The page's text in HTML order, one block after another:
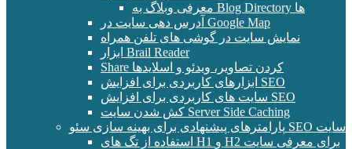
معرفی وبلاگ به Blog Directory ها
آدرس دهی سایت در Google Map
نمایش سایت در گوشی های تلفن همراه
ابزار Brail Reader
Share کردن تصاویر، ویدئو و اسلایدها
ابزارهای کاربردی برای افزایش SEO
سایت های کاربردی برای افزایش SEO
کش شدن سایت Server Side Caching
پارامترهای پیشنهادی برای بهینه سازی سئو SEO سایت
استفاده از تگ های H1 و H2 برای معرفی سایت